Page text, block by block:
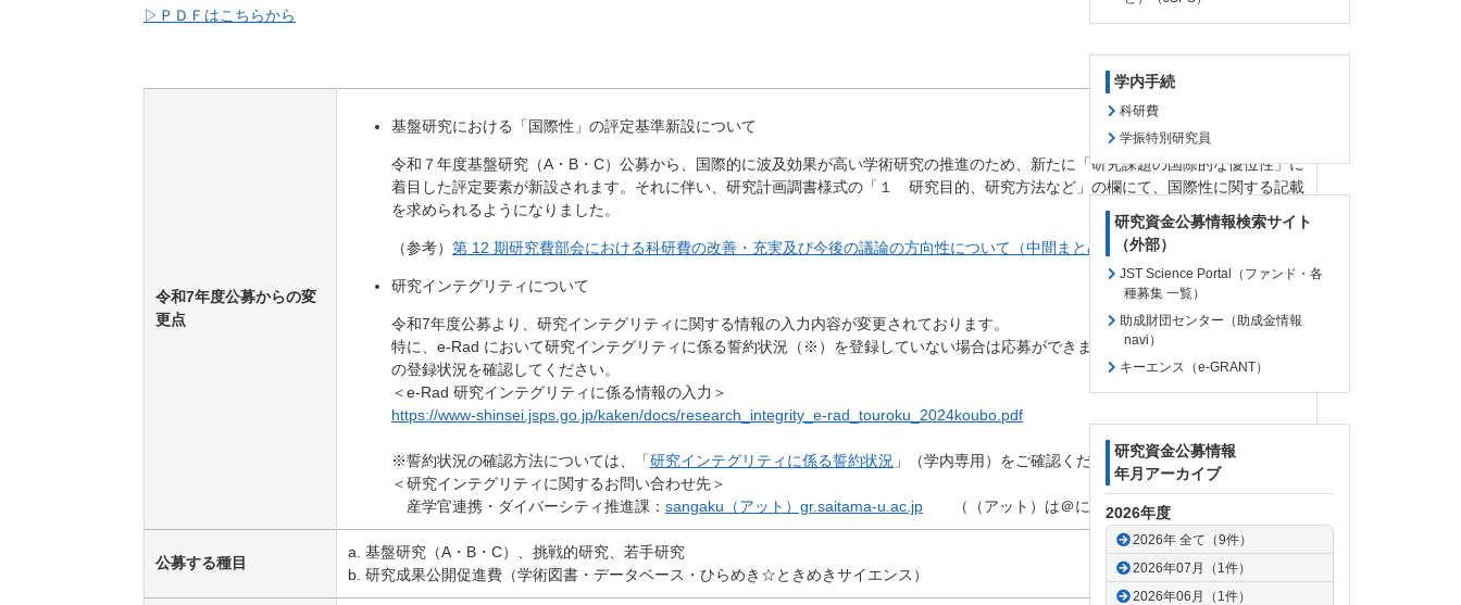
学内手続
科研費
学振特別研究員
研究資金公募情報検索サイト
（外部）
JST Science Portal（ファンド・各
種募集 一覧）
助成財団センター（助成金情報
navi）
キーエンス（e-GRANT）
研究資金公募情報
年月アーカイブ
2026年度
2026年 全て（9件）
2026年07月（1件）
2026年06月（1件）
▷ＰＤＦはこちらから
令和7年度公募からの変
更点
基盤研究における「国際性」の評定基準新設について
令和７年度基盤研究（A・B・C）公募から、国際的に波及効果が高い学術研究の推進のため、 新たに「研究課題の国際的な優位性」に
着目した評定要素が新設されます。 それに伴い、研究計画調書様式の「１ 研究目的、研究方法など」の欄にて、国際性に関する記載
を求められるようになりました。
（参考） 第 12 期研究費部会における科研費の改善・充実及び今後の議論の方向性について（中間まとめ）（令和６年６月 24 日）
研究インテグリティについて
令和7年度公募より、研究インテグリティに関する情報の入力内容が変更されております。
特に、e-Rad において研究インテグリティに係る誓約状況（※）を登録していない場合は応募ができませんので、必ず事前に当該情報
の登録状況を確認してください。
＜e-Rad 研究インテグリティに係る情報の入力＞
https://www-shinsei.jsps.go.jp/kaken/docs/research_integrity_e-rad_touroku_2024koubo.pdf
※誓約状況の確認方法については、「研究インテグリティに係る誓約状況 」（学内専用）をご確認ください。
＜研究インテグリティに関するお問い合わせ先＞
産学官連携・ダイバーシティ推進課： sangaku（アット）gr.saitama-u.ac.jp （（アット）は＠に変換して送信してください）
公募する種目
a. 基盤研究（A・B・C）、挑戦的研究、若手研究
b. 研究成果公開促進費（学術図書・データベース・ひらめき☆ときめきサイエンス）